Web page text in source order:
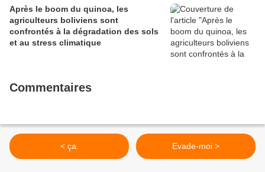
Après le boom du quinoa, les
agriculteurs boliviens sont
confrontés à la dégradation des sols
et au stress climatique
Commentaires
< ça. Evade-moi >